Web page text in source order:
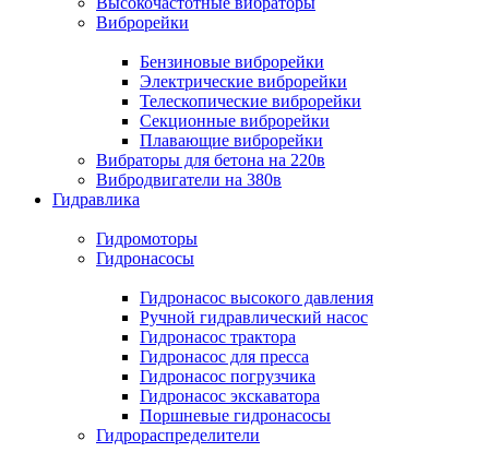
Виброрейки
Бензиновые виброрейки
Электрические виброрейки
Телескопические виброрейки
Секционные виброрейки
Плавающие виброрейки
Вибраторы для бетона на 220в
Вибродвигатели на 380в
Гидравлика
Гидромоторы
Гидронасосы
Гидронасос высокого давления
Ручной гидравлический насос
Гидронасос трактора
Гидронасос для пресса
Гидронасос погрузчика
Гидронасос экскаватора
Поршневые гидронасосы
Гидрораспределители